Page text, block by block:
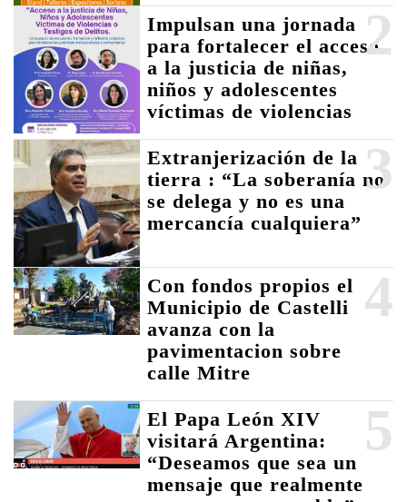
2
Impulsan una jornada
para fortalecer el acceso
a la justicia de niñas,
niños y adolescentes
víctimas de violencias
3
Extranjerización de la
tierra : “La soberanía no
se delega y no es una
mercancía cualquiera”
4
Con fondos propios el
Municipio de Castelli
avanza con la
pavimentacion sobre
calle Mitre
5
El Papa León XIV
visitará Argentina:
“Deseamos que sea un
mensaje que realmente